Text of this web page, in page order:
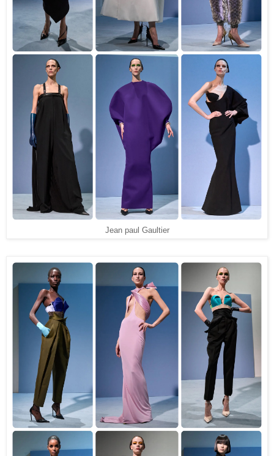
Jean paul Gaultier